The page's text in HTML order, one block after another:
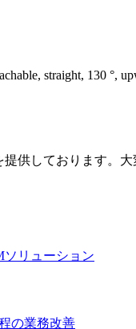
ーシステム
straight, 130 °,
供しております。
ソリューション
の業務改善